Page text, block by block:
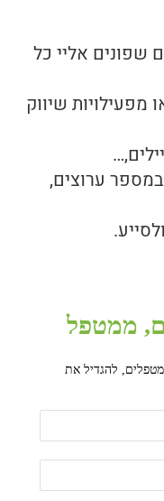
שפונים אליי כל
מפעילויות שיווק
ערוצים,